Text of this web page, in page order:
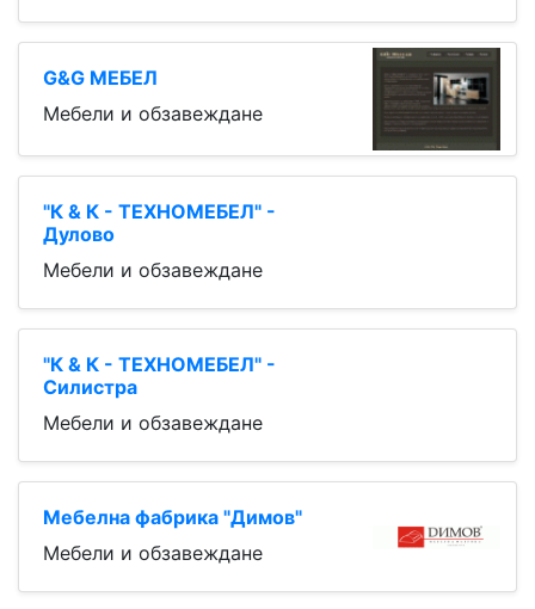
G&G МЕБЕЛ
Мебели и обзавеждане
"К & К - ТЕХНОМЕБЕЛ" -
Дулово
Мебели и обзавеждане
"К & К - ТЕХНОМЕБЕЛ" -
Силистра
Мебели и обзавеждане
Мебелна фабрика "Димов"
Мебели и обзавеждане